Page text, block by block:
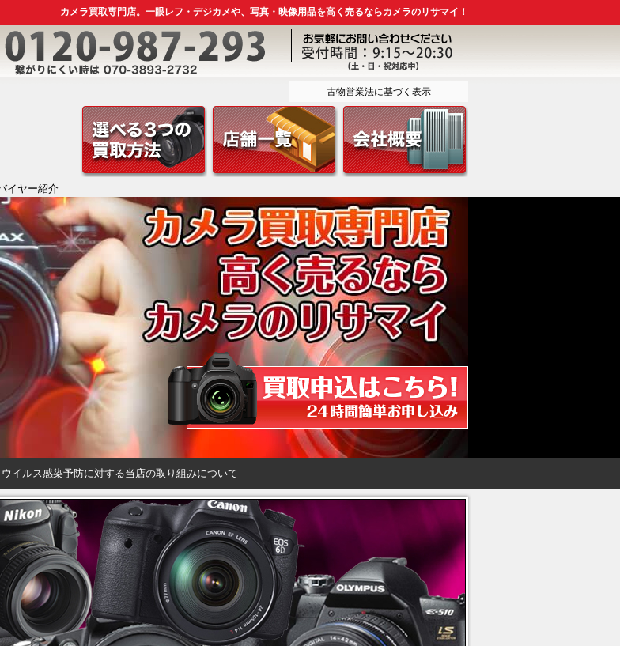
カメラ買取専門店。一眼レフ・デジカメや、写真・映像用品を高く売るならカメラのリサマイ！
古物営業法に基づく表示
イヤー紹介
ウイルス感染予防に対する当店の取り組みについて